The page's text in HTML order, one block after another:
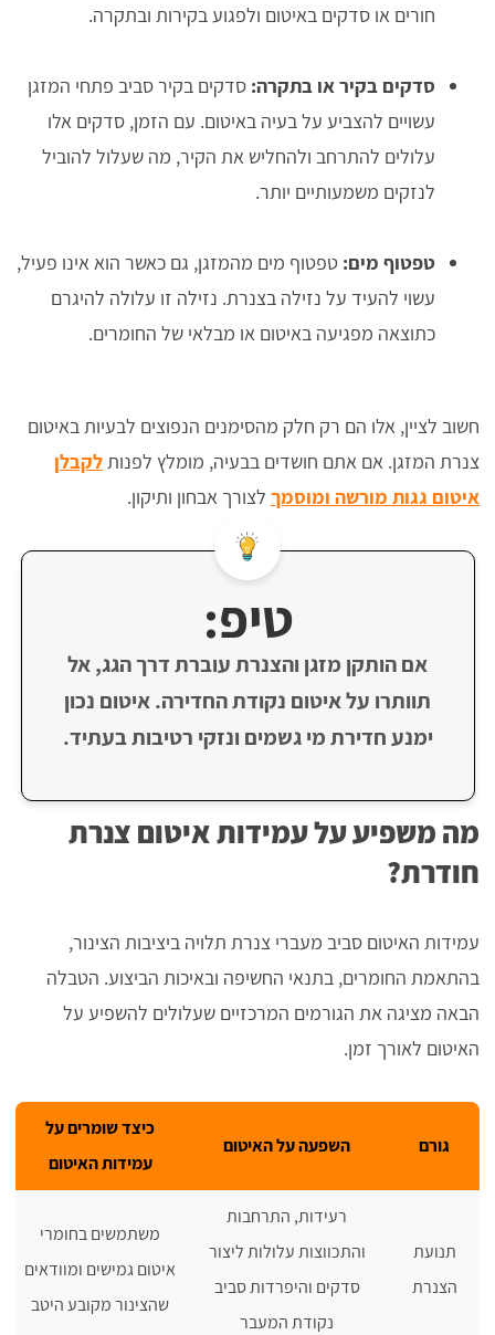
חורים או סדקים באיטום ולפגוע בקירות ובתקרה.
סדקים בקיר או בתקרה: סדקים בקיר סביב פתחי המזגן
עשויים להצביע על בעיה באיטום. עם הזמן, סדקים אלו
עלולים להתרחב ולהחליש את הקיר, מה שעלול להוביל
לנזקים משמעותיים יותר.
טפטוף מים: טפטוף מים מהמזגן, גם כאשר הוא אינו פעיל,
עשוי להעיד על נזילה בצנרת. נזילה זו עלולה להיגרם
כתוצאה מפגיעה באיטום או מבלאי של החומרים.
חשוב לציין, אלו הם רק חלק מהסימנים הנפוצים לבעיות באיטום
צנרת המזגן. אם אתם חושדים בבעיה, מומלץ לפנותלקבלן
איטום גגות מורשה ומוסמך לצורך אבחון ותיקון.
טיפ:
אם הותקן מזגן והצנרת עוברת דרך הגג, אל
תוותרו על איטום נקודת החדירה. איטום נכון
ימנע חדירת מי גשמים ונזקי רטיבות בעתיד.
מה משפיע על עמידות איטום צנרת
חודרת?
עמידות האיטום סביב מעברי צנרת תלויה ביציבות הצינור,
בהתאמת החומרים, בתנאי החשיפה ובאיכות הביצוע. הטבלה
הבאה מציגה את הגורמים המרכזיים שעלולים להשפיע על
האיטום לאורך זמן.
גורם השפעה על האיטום
כיצד שומרים על
עמידות האיטום
תנועת
הצנרת
רעידות, התרחבות
והתכווצות עלולות ליצור
סדקים והיפרדות סביב
נקודת המעבר
משתמשים בחומרי
איטום גמישים ומוודאים
שהצינור מקובע היטב